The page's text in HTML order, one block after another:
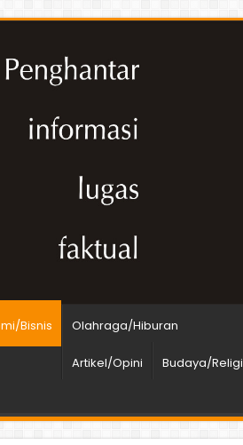
Bisnis Olahraga/Hiburan
Artikel/Opini Budaya/Religi